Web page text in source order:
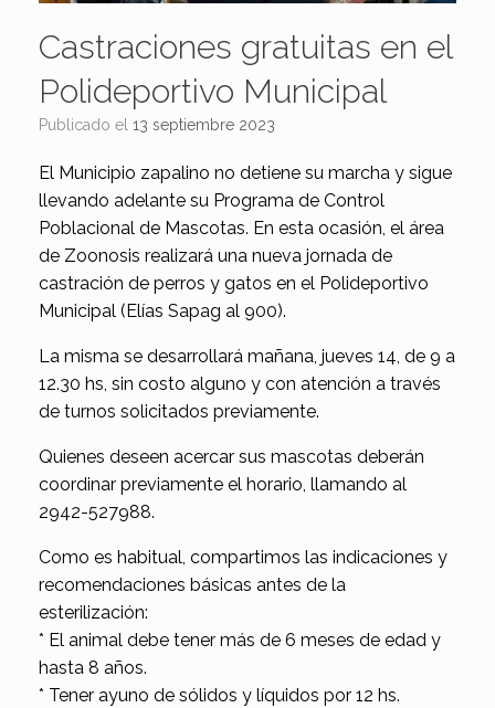
Castraciones gratuitas en el
Polideportivo Municipal
Publicado el 13 septiembre 2023
El Municipio zapalino no detiene su marcha y sigue
llevando adelante su Programa de Control
Poblacional de Mascotas. En esta ocasión, el área
de Zoonosis realizará una nueva jornada de
castración de perros y gatos en el Polideportivo
Municipal (Elías Sapag al 900).
La misma se desarrollará mañana, jueves 14, de 9 a
12.30 hs, sin costo alguno y con atención a través
de turnos solicitados previamente.
Quienes deseen acercar sus mascotas deberán
coordinar previamente el horario, llamando al
2942-527988.
Como es habitual, compartimos las indicaciones y
recomendaciones básicas antes de la
esterilización:
* El animal debe tener más de 6 meses de edad y
hasta 8 años.
* Tener ayuno de sólidos y líquidos por 12 hs.